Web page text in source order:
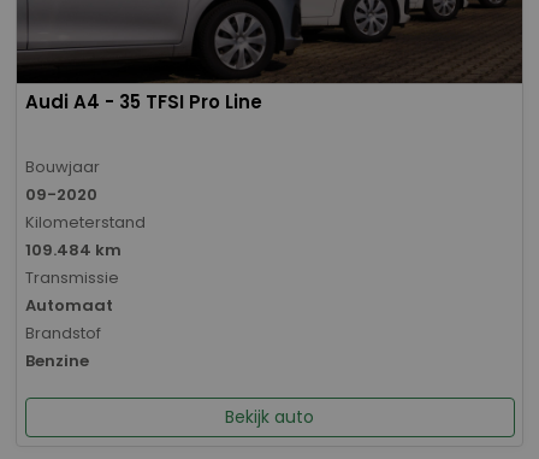
Audi A4 - 35 TFSI Pro Line
Bouwjaar
09-2020
Kilometerstand
109.484 km
Transmissie
Automaat
Brandstof
Benzine
Bekijk auto